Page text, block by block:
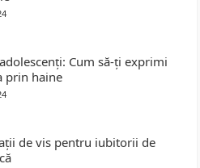
Cum să-ți exprimi
prin haine
de vis pentru iubitorii de